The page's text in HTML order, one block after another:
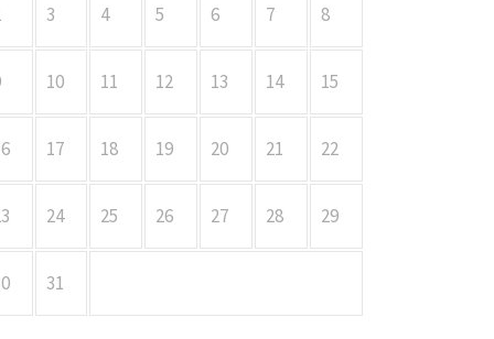
3 4 5 6 7 8
10 11 12 13 14 15
17 18 19 20 21 22
24 25 26 27 28 29
31